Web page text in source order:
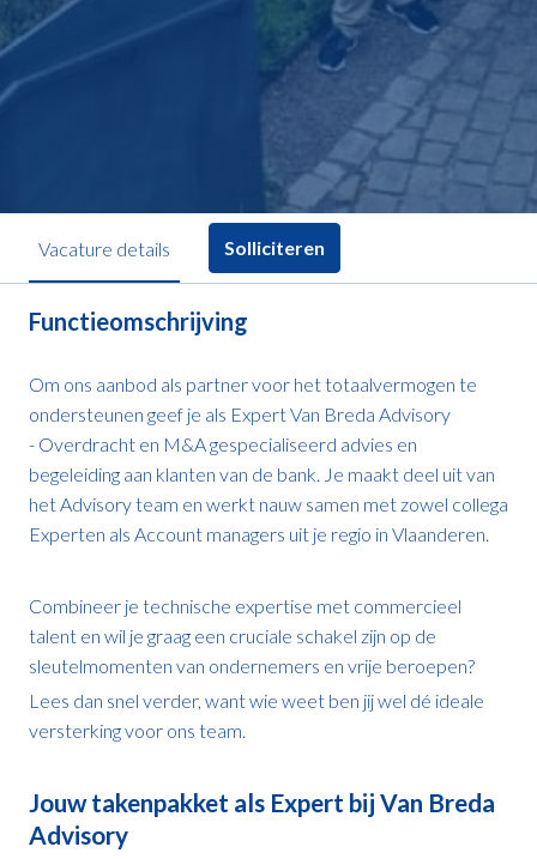
Vacature details Solliciteren
Functieomschrijving
Om ons aanbod als partner voor het totaalvermogen te
ondersteunen geef je als Expert Van Breda Advisory
- Overdracht en M&A gespecialiseerd advies en
begeleiding aan klanten van de bank. Je maakt deel uit van
het Advisory team en werkt nauw samen met zowel collega
Experten als Account managers uit je regio in Vlaanderen.
Combineer je technische expertise met commercieel
talent en wil je graag een cruciale schakel zijn op de
sleutelmomenten van ondernemers en vrije beroepen?
Lees dan snel verder, want wie weet ben jij wel dé ideale
versterking voor ons team.
Jouw takenpakket als Expert bij Van Breda
Advisory